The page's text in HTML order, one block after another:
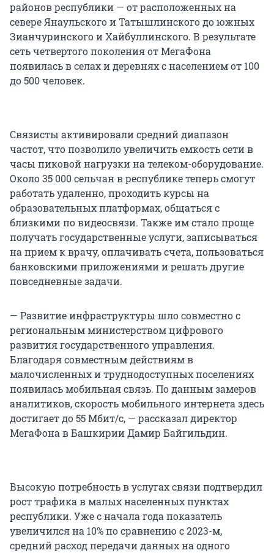
районов республики — от расположенных на
севере Янаульского и Татышлинского до южных
Зианчуринского и Хайбуллинского. В результате
сеть четвертого поколения от МегаФона
появилась в селах и деревнях с населением от 100
до 500 человек.
Связисты активировали средний диапазон
частот, что позволило увеличить емкость сети в
часы пиковой нагрузки на телеком-оборудование.
Около 35 000 сельчан в республике теперь смогут
работать удаленно, проходить курсы на
образовательных платформах, общаться с
близкими по видеосвязи. Также им стало проще
получать государственные услуги, записываться
на прием к врачу, оплачивать счета, пользоваться
банковскими приложениями и решать другие
повседневные задачи.
— Развитие инфраструктуры шло совместно с
региональным министерством цифрового
развития государственного управления.
Благодаря совместным действиям в
малочисленных и труднодоступных поселениях
появилась мобильная связь. По данным замеров
аналитиков, скорость мобильного интернета здесь
достигает до 55 Мбит/с, — рассказал директор
МегаФона в Башкирии Дамир Байгильдин.
Высокую потребность в услугах связи подтвердил
рост трафика в малых населенных пунктах
республики. Уже с начала года показатель
увеличился на 10% по сравнению с 2023-м,
средний расход передачи данных на одного